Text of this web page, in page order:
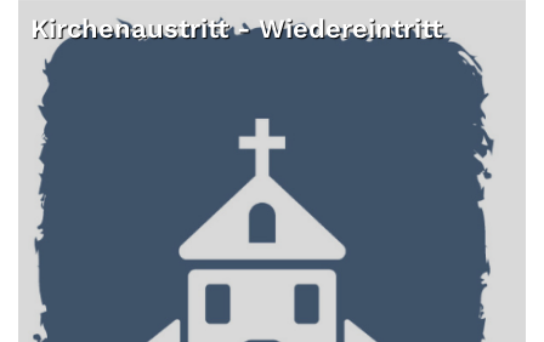
Kirchenaustritt - Wiedereintritt